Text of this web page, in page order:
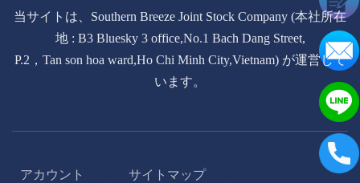
当サイトは、Southern Breeze Joint Stock Company (本社所在
地 : B3 Bluesky 3 office,No.1 Bach Dang Street,
P.2，Tan son hoa ward,Ho Chi Minh City,Vietnam) が運営して
います。
アカウント サイトマップ